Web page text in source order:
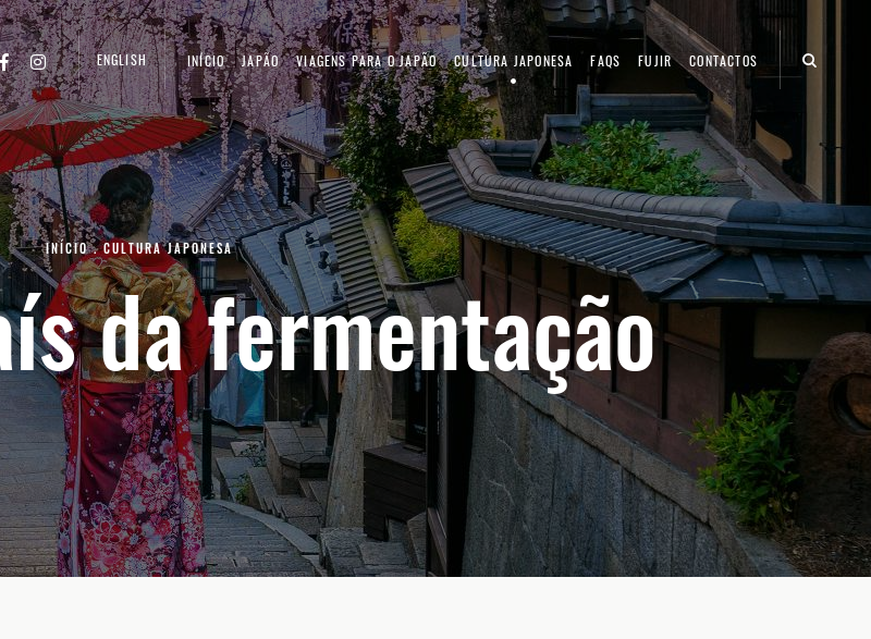
ENGLISH INÍCIO JAPÃO VIAGENS PARA O JAPÃO CULTURA JAPONESA FAQS FUJIR CONTACTOS
INÍCIO.CULTURA JAPONESA
da fermentação